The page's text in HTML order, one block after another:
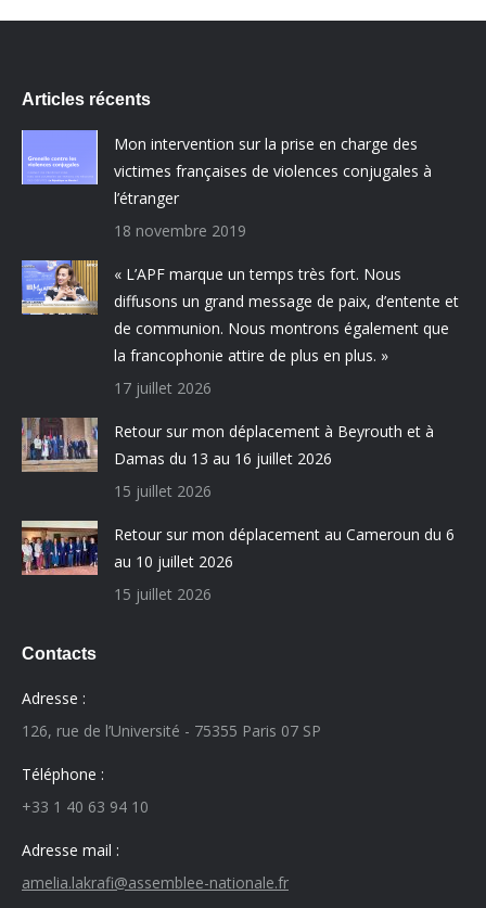
Articles récents
Mon intervention sur la prise en charge des
victimes françaises de violences conjugales à
l’étranger
18 novembre 2019
« L’APF marque un temps très fort. Nous
diffusons un grand message de paix, d’entente et
de communion. Nous montrons également que
la francophonie attire de plus en plus. »
17 juillet 2026
Retour sur mon déplacement à Beyrouth et à
Damas du 13 au 16 juillet 2026
15 juillet 2026
Retour sur mon déplacement au Cameroun du 6
au 10 juillet 2026
15 juillet 2026
Contacts
Adresse :
126, rue de l’Université - 75355 Paris 07 SP
Téléphone :
+33 1 40 63 94 10
Adresse mail :
amelia.lakrafi@assemblee-nationale.fr